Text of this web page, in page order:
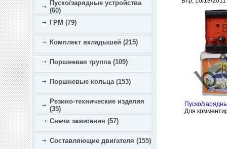
Пуско/зарядные устройства
(60)
ГРМ (79)
Комплект вкладышей (215)
Поршневая группа (109)
Поршневые кольца (153)
Резино-технические изделия
(35)
Свечи зажигания (57)
Составляющие двигателя (155)
Пуско/
Для